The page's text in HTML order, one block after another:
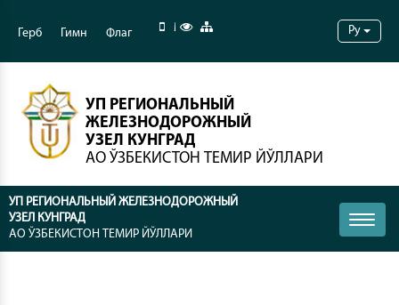
Герб Гимн Флаг Мобильная версия
Специальные возможностиРу
УП РЕГИОНАЛЬНЫЙ
ЖЕЛЕЗНОДОРОЖНЫЙ
УЗЕЛ КУНГРАД
АО ЎЗБЕКИСТОН ТЕМИР ЙЎЛЛАРИ
УП РЕГИОНАЛЬНЫЙ ЖЕЛЕЗНОДОРОЖНЫЙ
УЗЕЛ КУНГРАД
АО ЎЗБЕКИСТОН ТЕМИР ЙЎЛЛАРИ
Toggle